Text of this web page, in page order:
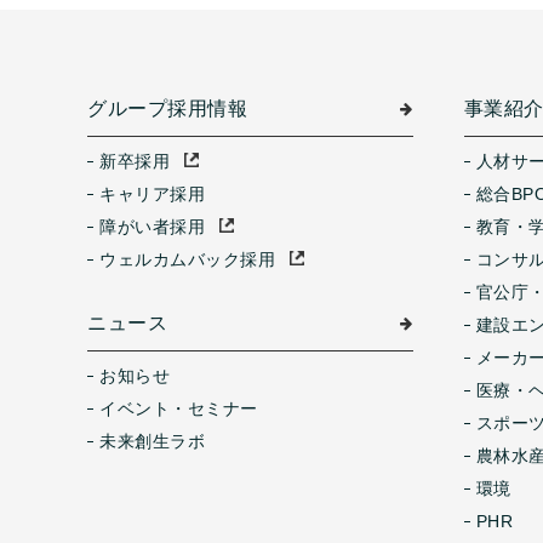
グループ採用情報
新卒採用
キャリア採用
障がい者採用
ウェルカムバック採用
ニュース
お知らせ
イベント・セミナー
未来創生ラボ
事業紹介
人材サ
総合
教育・
コンサ
官公庁
建設エ
メーカ
医療・
スポー
農林水
環境
PHR